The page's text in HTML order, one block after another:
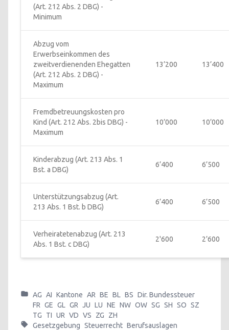
(Art. 212 Abs. 2 DBG) -
Minimum
Abzug vom
Erwerbseinkommen des
zweitverdienenden Ehegatten
(Art. 212 Abs. 2 DBG) -
Maximum
13’200 13’400
Fremdbetreuungskosten pro
Kind (Art. 212 Abs. 2bis DBG) -
Maximum
10’000 10’000
Kinderabzug (Art. 213 Abs. 1
Bst. a DBG)
6’400 6’500
Unterstützungsabzug (Art.
213 Abs. 1 Bst. b DBG)
6’400 6’500
Verheiratetenabzug (Art. 213
Abs. 1 Bst. c DBG)
2'600 2’600
AG AI Kantone AR BE BL BS Dir. Bundessteuer
FR GE GL GR JU LU NE NW OW SG SH SO SZ
TG
TI UR VD VS ZG
ZH
Gesetzgebung Steuerrecht Berufsauslagen